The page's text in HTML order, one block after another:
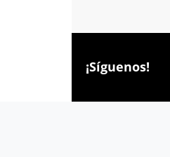
¡Síguenos!